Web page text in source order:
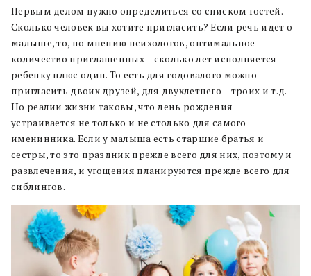
Первым делом нужно определиться со списком гостей.
Сколько человек вы хотите пригласить? Если речь идет о
малыше, то, по мнению психологов, оптимальное
количество приглашенных – сколько лет исполняется
ребенку плюс один. То есть для годовалого можно
пригласить двоих друзей, для двухлетнего – троих и т.д.
Но реалии жизни таковы, что день рождения
устраивается не только и не столько для самого
именинника. Если у малыша есть старшие братья и
сестры, то это праздник прежде всего для них, поэтому и
развлечения, и угощения планируются прежде всего для
сиблингов.